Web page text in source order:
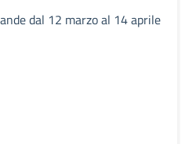
dal 12 marzo al 14 aprile